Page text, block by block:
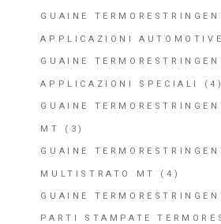
GUAINE
APPLICAZIONI AUTOMOTIVE
GUAINE
APPLICAZIONI SPECIALI (4)
GUAINE
MT (3)
GUAINE
MULTISTRATO MT (4)
GUAINE
PARTI STAMPATE